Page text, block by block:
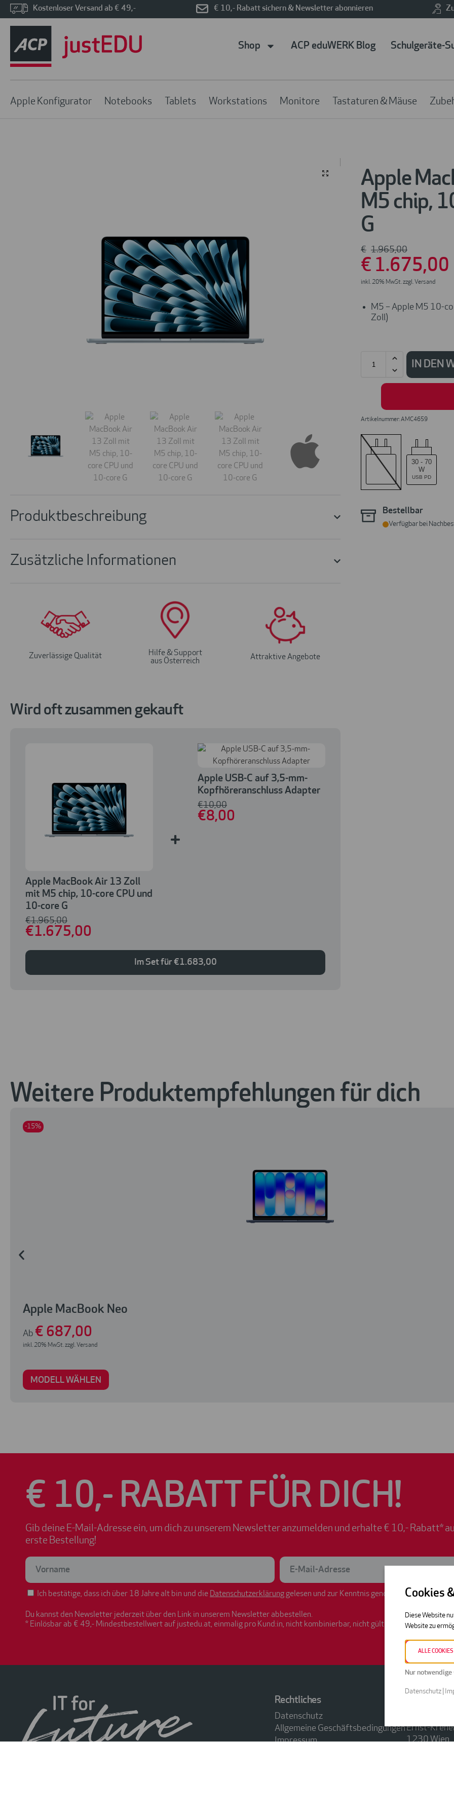
Kostenloser Versand ab € 49,- € 10,- Rabatt sichern & Newsletter abonnieren
Shop ACP eduWERK Blog Schulgeräte-
Apple Konfigurator Notebooks Tablets Workstations Monitore Tastaturen & Mäuse
Produktbeschreibung
Zusätzliche Informationen
Zuverlässige Qualität
Hilfe & Support
aus Österreich
Attraktive Angebote
Wird oft zusammen gekauft
Apple MacBook Air 13 Zoll
mit M5 chip, 10-core CPU und
10-core G
€1.965,00
€1.675,00
+
Apple USB-C auf 3,5-mm-
Kopfhöreranschluss Adapter
€10,00
€8,00
Im Set für€1.683,00
Apple
M5 chip,
G
€ 1.965,00
€ 1.675,00
inkl. 20% MwSt. zzgl. Versand
M5 – Apple M5 10-
Zoll)
IN DEN
Artikelnummer: AMC4659
30 - 70
W
USB PD
Bestellbar
Verfügbar bei
Weitere Produktempfehlungen für dich
Apple MacBook Neo
-15%
Ab € 687,00
inkl. 20% MwSt. zzgl. Versand
MODELL WÄHLEN
€ 10,- RABATT FÜR DICH!
Gib deine E-Mail-Adresse ein, um dich zu unserem Newsletter anzumelden und erhalte € 10,- Rabatt*
erste Bestellung!
Ich bestätige, dass ich über 18 Jahre alt bin und die Datenschutzerklärunggelesen und zur Kenntnis genommen habe.
Du kannst den Newsletter jederzeit über den Link in unserem Newsletter abbestellen.
* Einlösbar ab € 49,- Mindestbestellwert auf justedu.at, einmalig pro Kund:in, nicht kombinierbar, nicht gültig auf
Rechtliches
Datenschutz
Allgemeine Geschäftsbedingungen
Impressum
Ernst-
1230 Wien
Cookies
Diese Website
Website zu
ALLE
Nur
Datenschutz